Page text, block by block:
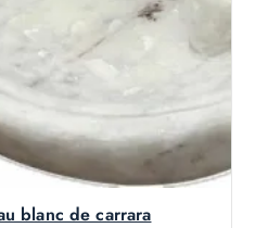
blanc de carrara